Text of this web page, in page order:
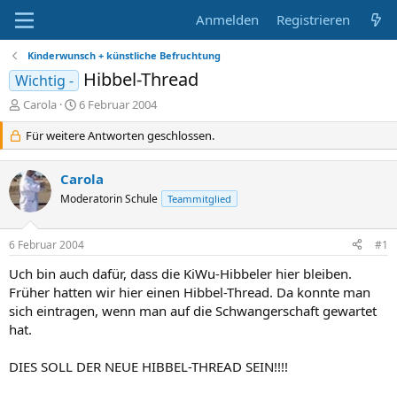
Anmelden Registrieren
Kinderwunsch + künstliche Befruchtung
Wichtig - Hibbel-Thread
E
r
s
t
e
l
l
e
r
Carola
E
r
s
t
l
l
a
m
6 Februar 2004
Für weitere Antworten geschlossen.
Carola
Moderatorin Schule Teammitglied
6 Februar 2004 #1
Uch bin auch dafür, dass die KiWu-Hibbeler hier bleiben.
Früher hatten wir hier einen Hibbel-Thread. Da konnte man
sich eintragen, wenn man auf die Schwangerschaft gewartet
hat.
DIES SOLL DER NEUE HIBBEL-THREAD SEIN!!!!